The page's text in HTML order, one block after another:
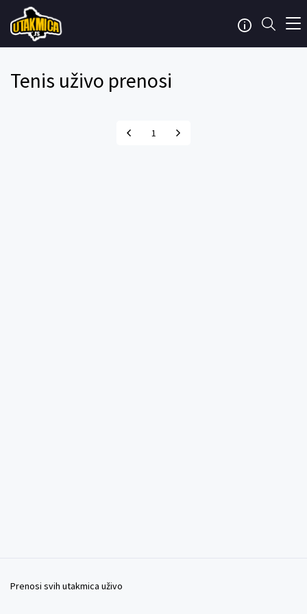
Tenis uživo prenosi
1
Prenosi svih utakmica uživo